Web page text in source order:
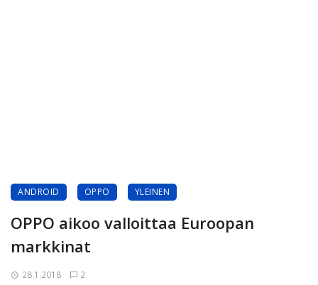
ANDROID OPPO YLEINEN
OPPO aikoo valloittaa Euroopan
markkinat
28.1.2018 2